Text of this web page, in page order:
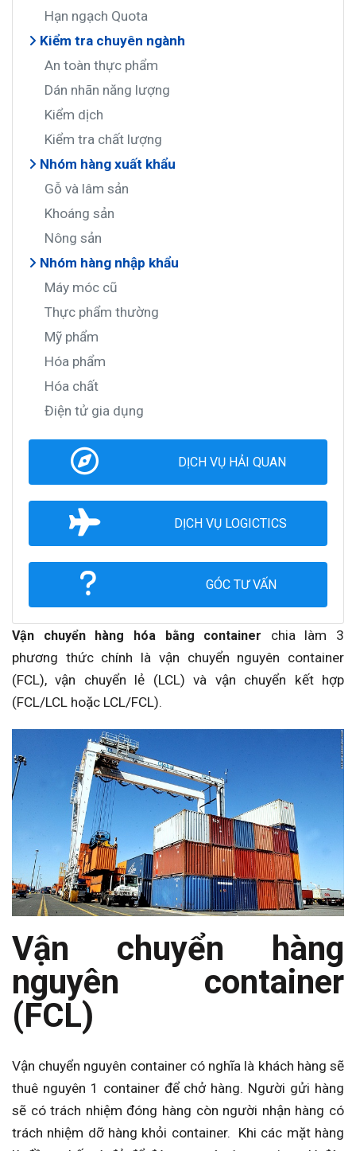
Hạn ngạch Quota
Kiểm tra chuyên ngành
An toàn thực phẩm
Dán nhãn năng lượng
Kiểm dịch
Kiểm tra chất lượng
Nhóm hàng xuất khẩu
Gỗ và lâm sản
Khoáng sản
Nông sản
Nhóm hàng nhập khẩu
Máy móc cũ
Thực phẩm thường
Mỹ phẩm
Hóa phẩm
Hóa chất
Điện tử gia dụng
DỊCH VỤ HẢI QUAN
DỊCH VỤ LOGICTICS
GÓC TƯ VẤN
Vận chuyển hàng hóa bằng container chia làm 3
phương thức chính là vận chuyển nguyên container
(FCL), vận chuyển lẻ (LCL) và vận chuyển kết hợp
(FCL/LCL hoặc LCL/FCL).
Vận chuyển hàng
nguyên container
(FCL)
Vận chuyển nguyên container có nghĩa là khách hàng sẽ
thuê nguyên 1 container để chở hàng. Người gửi hàng
sẽ có trách nhiệm đóng hàng còn người nhận hàng có
trách nhiệm dỡ hàng khỏi container. Khi các mặt hàng